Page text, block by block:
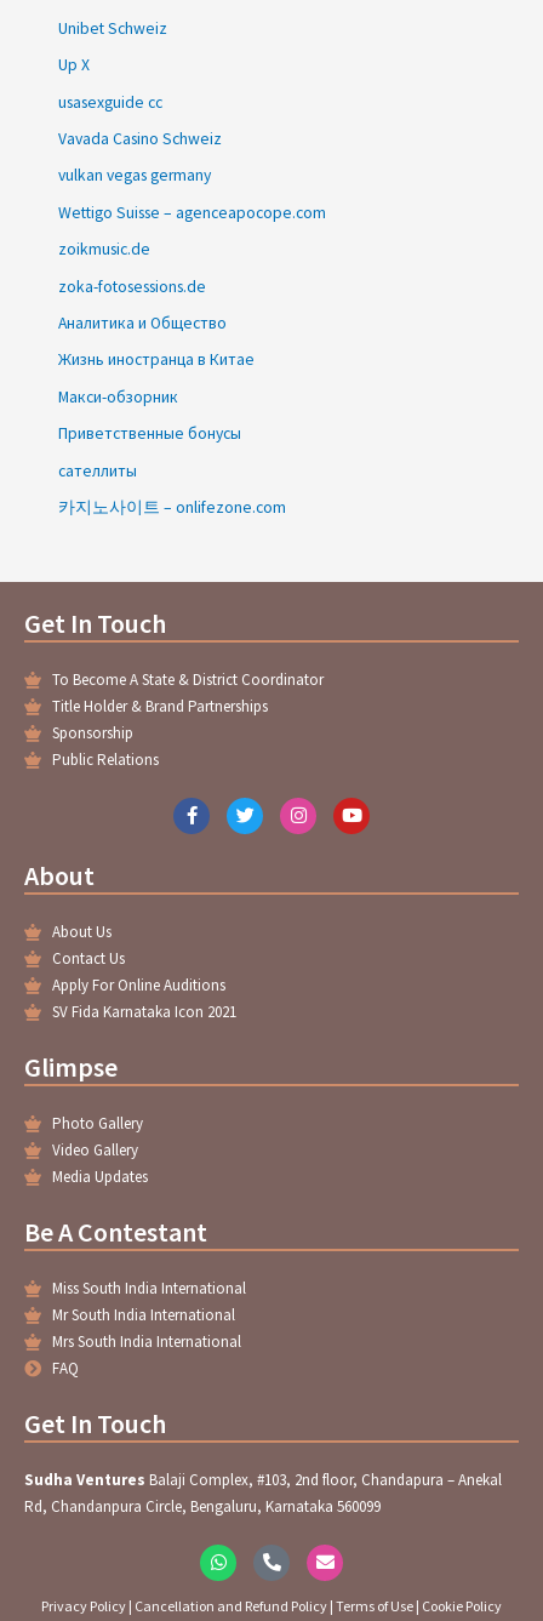
Unibet Schweiz
Up X
usasexguide cc
Vavada Casino Schweiz
vulkan vegas germany
Wettigo Suisse – agenceapocope.com
zoikmusic.de
zoka-fotosessions.de
Аналитика и Общество
Жизнь иностранца в Китае
Макси-обзорник
Приветственные бонусы
сателлиты
카지노사이트 – onlifezone.com
Get In Touch
To Become A State & District Coordinator
Title Holder & Brand Partnerships
Sponsorship
Public Relations
F
a
c
o
T
w
i
e
I
n
s
g
Y
o
u
b
About
About Us
Contact Us
Apply For Online Auditions
SV Fida Karnataka Icon 2021
Glimpse
Photo Gallery
Video Gallery
Media Updates
Be A Contestant
Miss South India International
Mr South India International
Mrs South India International
FAQ
Get In Touch
Sudha Ventures Balaji Complex, #103, 2nd floor, Chandapura – Anekal
Rd, Chandanpura Circle, Bengaluru, Karnataka 560099
W
h
a
t
P
h
o
n
E
n
v
e
Privacy Policy | Cancellation and Refund Policy | Terms of Use | Cookie Policy